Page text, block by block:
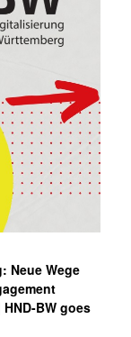
Neue Wege
BW goes